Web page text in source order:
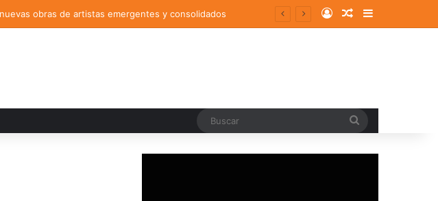
obras de artistas emergentes y consolidados Log InRandom Article
Sidebar